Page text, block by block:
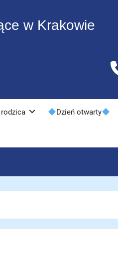
w Krakowie
rodzica Dzień otwarty